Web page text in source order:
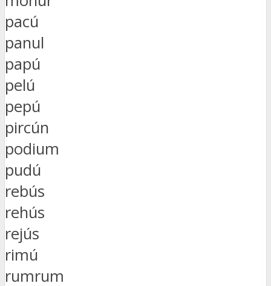
pacú
panul
papú
pelú
pepú
pircún
podium
pudú
rebús
rehús
rejús
rimú
rumrum